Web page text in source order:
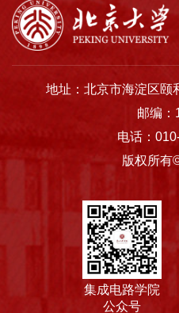
校
友
地址：北京市海淀区颐
邮编：
电话：
版权所有
集成电路学院
公众号